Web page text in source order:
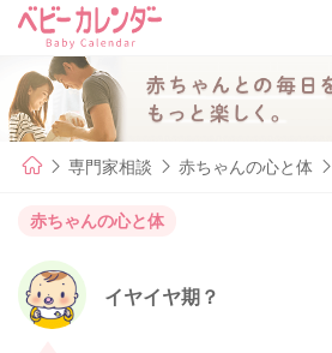
専門家相談 赤ちゃんの心と体
赤ちゃんの心と体
イヤイヤ期？